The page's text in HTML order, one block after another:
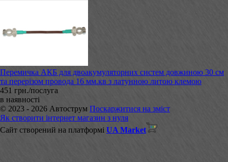
Перемичка АКБ для двоакумуляторних систем довжиною 30 см
та перерізом провода 16 мм.кв з латунною литою клемою
451 грн./послуга
в наявності
© 2023 - 2026 Автострум Поскаржитися на зміст
Як створити інтернет магазин з нуля
Сайт створений на платформі UA Market